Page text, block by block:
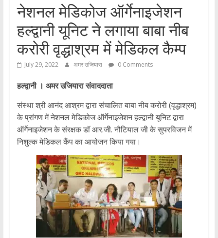
नेशनल मेडिकोज ऑर्गेनाइजेशन
हल्द्वानी यूनिट ने लगाया बाबा नीब
करोरी वृद्धाश्रम में मेडिकल कैम्प
July 29, 2022 अमर उजियारा 0 Comments
हल्द्वानी । अमर उजियारा संवाददाता
संस्था श्री आनंद आश्रम द्वारा संचालित बाबा नीब करोरी (वृद्धाश्रम)
के प्रांगण में नेशनल मेडिकोज ऑर्गेनाइजेशन हल्द्वानी यूनिट द्वारा
ऑर्गेनाइजेशन के संरक्षक डॉ आर.जी. नौटियाल जी के सुपरविजन में
निशुल्क मेडिकल कैंप का आयोजन किया गया।